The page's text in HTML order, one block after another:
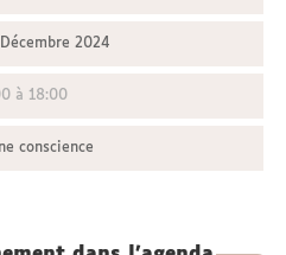
2024
à 18:00
conscience